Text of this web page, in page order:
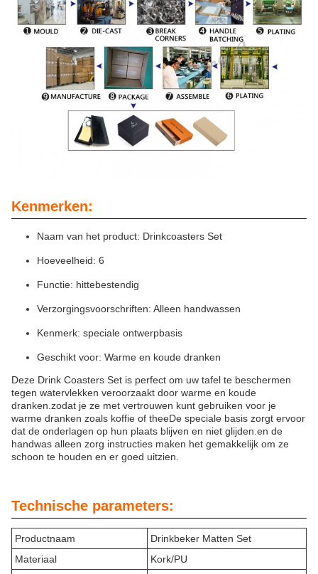
Kenmerken:
Naam van het product: Drinkcoasters Set
Hoeveelheid: 6
Functie: hittebestendig
Verzorgingsvoorschriften: Alleen handwassen
Kenmerk: speciale ontwerpbasis
Geschikt voor: Warme en koude dranken
Deze Drink Coasters Set is perfect om uw tafel te beschermen
tegen watervlekken veroorzaakt door warme en koude
dranken.zodat je ze met vertrouwen kunt gebruiken voor je
warme dranken zoals koffie of theeDe speciale basis zorgt ervoor
dat de onderlagen op hun plaats blijven en niet glijden.en de
handwas alleen zorg instructies maken het gemakkelijk om ze
schoon te houden en er goed uitzien.
Technische parameters:
Productnaam
Drinkbeker Matten Set
Materiaal
Kork/PU